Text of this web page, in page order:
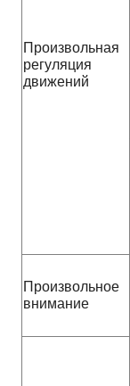
Произвольная
регуляция
движений
Произвольное
внимание